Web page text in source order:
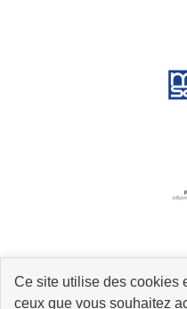
Ce site utilise des cookies
ceux que vous souhaitez